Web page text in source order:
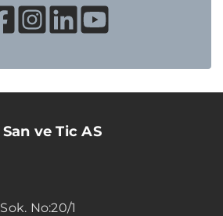
ve Tic AS
No:20/1